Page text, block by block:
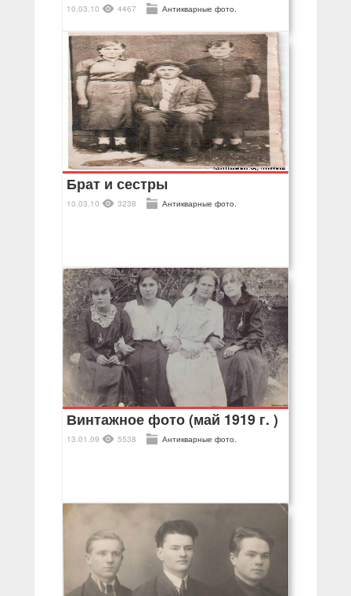
10.03.10 4467 Антикварные фото.
Брат и сестры
10.03.10 3238 Антикварные фото.
Винтажное фото (май 1919 г. )
13.01.09 5538 Антикварные фото.